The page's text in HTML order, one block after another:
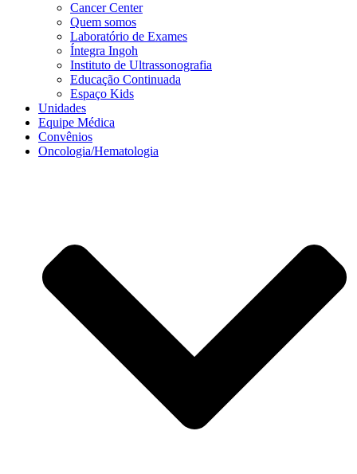
Cancer Center
Quem somos
Laboratório de Exames
Íntegra Ingoh
Instituto de Ultrassonografia
Educação Continuada
Espaço Kids
Unidades
Equipe Médica
Convênios
Oncologia/Hematologia